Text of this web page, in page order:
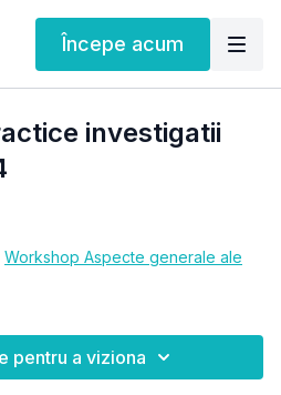
Începe acum
investigatii
Workshop Aspecte generale ale
pentru a viziona